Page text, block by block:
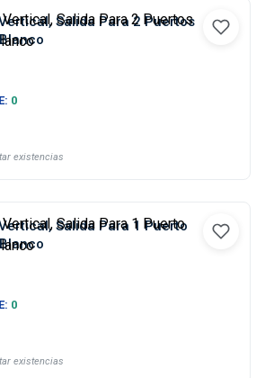
Salida Para 2 Puertos
0
existencias
Salida Para 1 Puerto
0
existencias